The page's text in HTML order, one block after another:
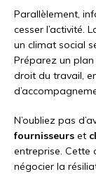
Parallèlement,
cesser l’activité.
un climat social
Préparez un plan
droit du travail,
N’oubliez pas
fournisseurs et
entreprise. Cette
négocier la